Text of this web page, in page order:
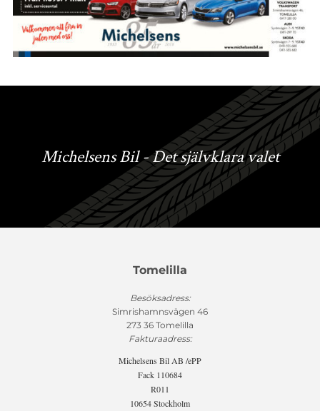
Michelsens Bil - Det självklara valet
Tomelilla
Besöksadress:
Simrishamnsvägen 46
273 36 Tomelilla
Fakturaadress:
Michelsens Bil AB /ePP
Fack 110684
R011
10654 Stockholm